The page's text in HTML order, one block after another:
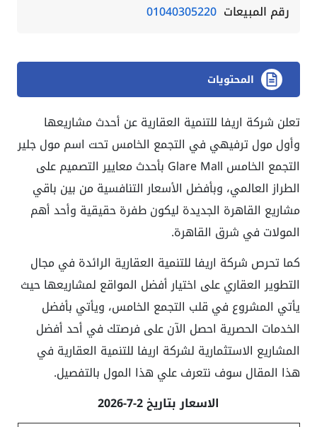
رقم المبيعات 01040305220
المحتويات
تعلن شركة اريفا للتنمية العقارية عن أحدث مشاريعها
وأول مول ترفيهي في التجمع الخامس تحت اسم مول جلير
التجمع الخامس Glare Mall بأحدث معايير التصميم على
الطراز العالمي، وبأفضل الأسعار التنافسية من بين باقي
مشاريع القاهرة الجديدة ليكون طفرة حقيقية وأحد أهم
المولات في شرق القاهرة.
كما تحرص شركة اريفا للتنمية العقارية الرائدة في مجال
التطوير العقاري على اختيار أفضل المواقع لمشاريعها حيث
يأتي المشروع في قلب التجمع الخامس، ويأتي بأفضل
الخدمات الحصرية احصل الآن على فرصتك في أحد أفضل
المشاريع الاستثمارية لشركة اريفا للتنمية العقارية في
هذا المقال سوف نتعرف علي هذا المول بالتفصيل.
الاسعار بتاريخ 2-7-2026